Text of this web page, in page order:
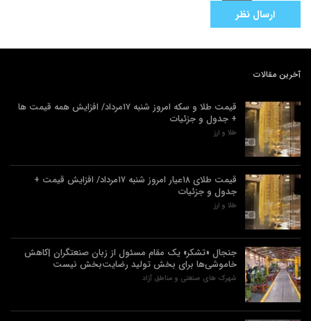
آخرین مقالات
قیمت طلا و سکه امروز شنبه ۱۷مرداد/ افزایش همه قیمت ها
+ جدول و جزئیات
طلا و ارز
قیمت طلای ۱۸عیار امروز شنبه ۱۷مرداد/ افزایش قیمت +
جدول و جزئیات
طلا و ارز
جنجال «تشکر» یک مقام مسئول از زبان صنعتگران |کاهش
خاموشی‌ها برای بخش تولید رضایت‌بخش نیست
شهرک های صنعتی و مناطق آزاد